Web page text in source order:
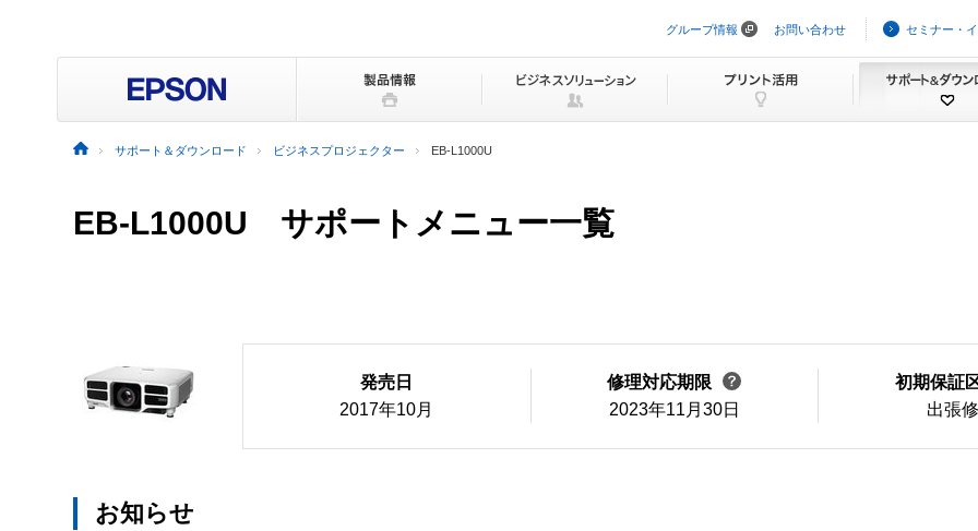
ビ
ョ
グループ情報 お問い合わせ セミナー・
サポート＆ダウンロード ビジネスプロジェクター EB-L1000U
EB-L1000U サポートメニュー一覧
発売日
2017年10月
修理対応期限
2023年11月30日
初期保証
出張
お知らせ